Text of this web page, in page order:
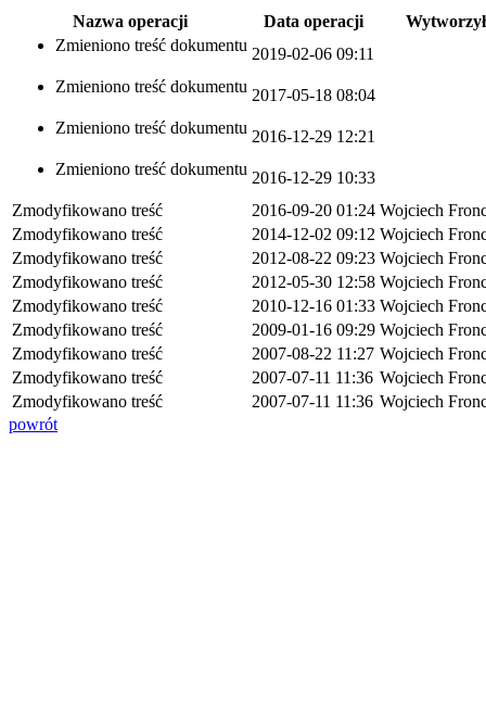
Nazwa operacji Data operacji
Wytworzył
Zmieniono treść dokumentu 2019-02-06 09:11
Zmieniono treść dokumentu 2017-05-18 08:04
Zmieniono treść dokumentu 2016-12-29 12:21
Zmieniono treść dokumentu 2016-12-29 10:33
Zmodyfikowano treść
2016-09-20 01:24 Wojciech
Zmodyfikowano treść
2014-12-02 09:12 Wojciech
Zmodyfikowano treść
2012-08-22 09:23 Wojciech
Zmodyfikowano treść
2012-05-30 12:58 Wojciech
Zmodyfikowano treść
2010-12-16 01:33 Wojciech
Zmodyfikowano treść
2009-01-16 09:29 Wojciech
Zmodyfikowano treść
2007-08-22 11:27 Wojciech
Zmodyfikowano treść
2007-07-11 11:36 Wojciech
Zmodyfikowano treść
2007-07-11 11:36 Wojciech
powrót